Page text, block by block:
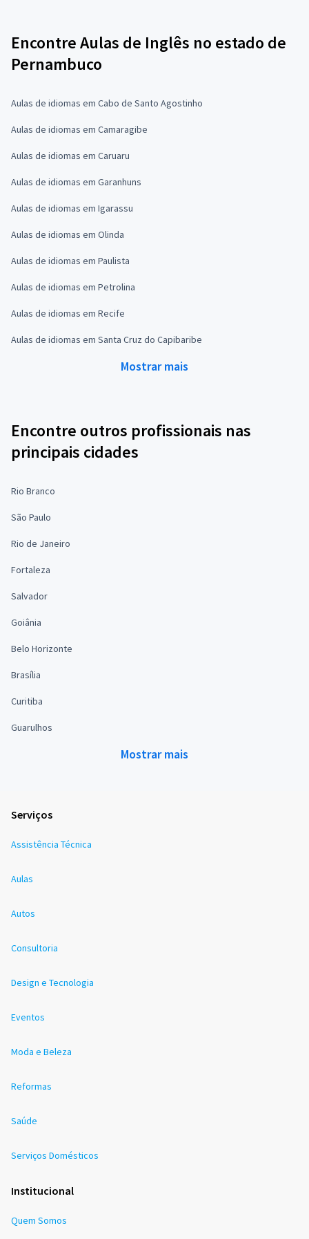
Encontre Aulas de Inglês no estado de
Pernambuco
Aulas de idiomas em Cabo de Santo Agostinho
Aulas de idiomas em Camaragibe
Aulas de idiomas em Caruaru
Aulas de idiomas em Garanhuns
Aulas de idiomas em Igarassu
Aulas de idiomas em Olinda
Aulas de idiomas em Paulista
Aulas de idiomas em Petrolina
Aulas de idiomas em Recife
Aulas de idiomas em Santa Cruz do Capibaribe
Mostrar mais
Encontre outros profissionais nas
principais cidades
Rio Branco
São Paulo
Rio de Janeiro
Fortaleza
Salvador
Goiânia
Belo Horizonte
Brasília
Curitiba
Guarulhos
Mostrar mais
Serviços
Assistência Técnica
Aulas
Autos
Consultoria
Design e Tecnologia
Eventos
Moda e Beleza
Reformas
Saúde
Serviços Domésticos
Institucional
Quem Somos